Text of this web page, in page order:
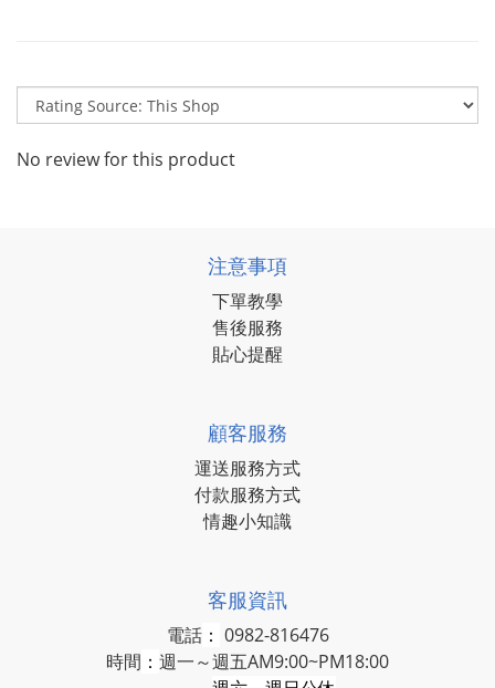
No review for this product
注意事項
下單教學
售後服務
貼心提醒
顧客服務
運送服務方式
付款服務方式
情趣小知識
客服資訊
電話： 0982-816476
時間 ： 週一～週五AM9:00~PM18:00